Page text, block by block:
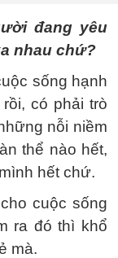
đang yêu
nhau chứ?
sống hạnh
có phải trò
nỗi niềm
thể nào hết,
hết chứ.
cuộc sống
ra đó thì khổ
mà.